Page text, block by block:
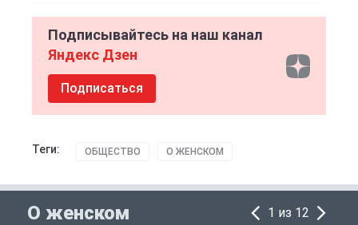
Подписывайтесь на наш канал
Яндекс Дзен
Подписаться
Теги: ОБЩЕСТВО О ЖЕНСКОМ
О женском 1 из 12